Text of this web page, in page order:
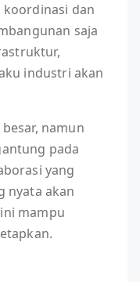
koordinasi dan
saja
industri akan
namun
pada
yang
nyata akan
mampu